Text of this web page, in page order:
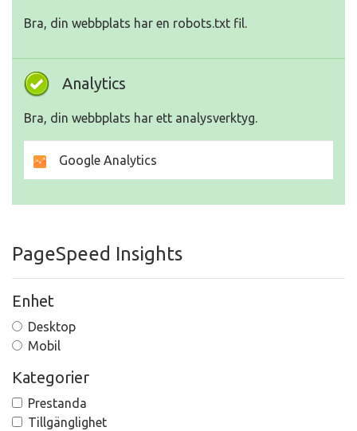
Bra, din webbplats har en robots.txt fil.
Analytics
Bra, din webbplats har ett analysverktyg.
Google Analytics
PageSpeed Insights
Enhet
Desktop
Mobil
Kategorier
Prestanda
Tillgänglighet